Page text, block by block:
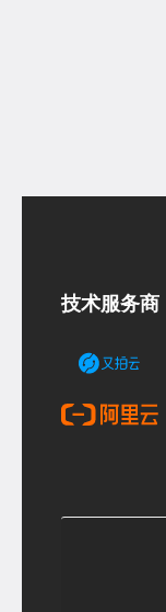
技术服务商